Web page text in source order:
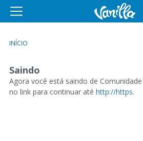
M
n
u
INÍCIO
Saindo
Agora você está saindo de
no link para continuar até http://https.